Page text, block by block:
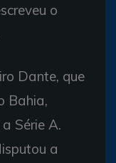
o
Dante, que
Bahia,
Série A.
a